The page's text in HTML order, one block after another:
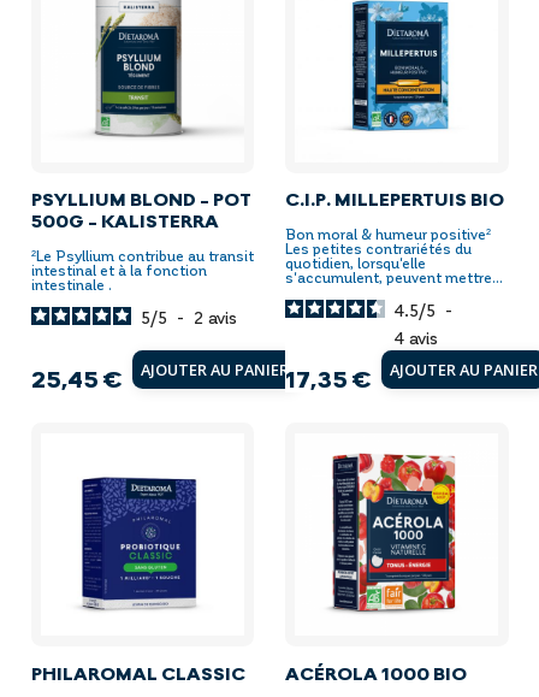
PSYLLIUM BLOND - POT
500G - KALISTERRA
²Le Psyllium contribue au transit
intestinal et à la fonction
intestinale .
Prix
25,45 € AJOUTER AU PANIER
5/5 - 2 avis
C.I.P. MILLEPERTUIS BIO
Bon moral & humeur positive²
Les petites contrariétés du
quotidien, lorsqu'elle
s'accumulent, peuvent mettre...
Prix
17,35 € AJOUTER AU PANIER
4.5/5 -
4 avis
PHILAROMAL CLASSIC ACÉROLA 1000 BIO